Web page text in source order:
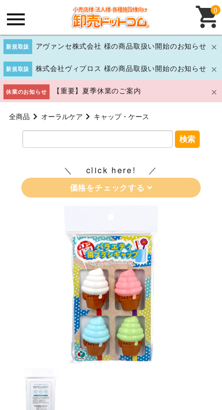
新規取扱 アヴァンセ株式会社 様の商品取扱い開始のお知らせ
新規取扱 株式会社ヴィプロス 様の商品取扱い開始のお知らせ
休業のお知らせ 【重要】夏季休業のご案内
0
全商品 オーラルケア キャップ・ケース
検索
click here!
価格をチェックする